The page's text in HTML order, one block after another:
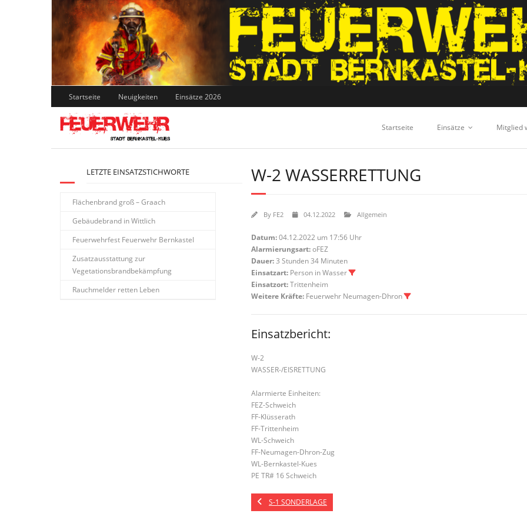
Skip
to
content
Startseite Neuigkeiten Einsätze 2026
Startseite Einsätze Mitglied
W-2 WASSERRETTUNG
By FE2 04.12.2022 Allgemein
Datum:04.12.2022 um 17:56 Uhr
Alarmierungsart:oFEZ
Dauer:3 Stunden 34 Minuten
Einsatzart: Person in Wasser
Einsatzort:Trittenheim
Weitere Kräfte: Feuerwehr Neumagen-Dhron
Einsatzbericht:
W-2
WASSER-/EISRETTUNG
Alarmierte Einheiten:
FEZ-Schweich
FF-Klüsserath
FF-Trittenheim
WL-Schweich
FF-Neumagen-Dhron-Zug
WL-Bernkastel-Kues
PE TR# 16 Schweich
S-1 SONDERLAGE
LETZTE EINSATZSTICHWORTE
Flächenbrand groß – Graach
Gebäudebrand in Wittlich
Feuerwehrfest Feuerwehr Bernkastel
Zusatzausstattung zur
Vegetationsbrandbekämpfung
Rauchmelder retten Leben